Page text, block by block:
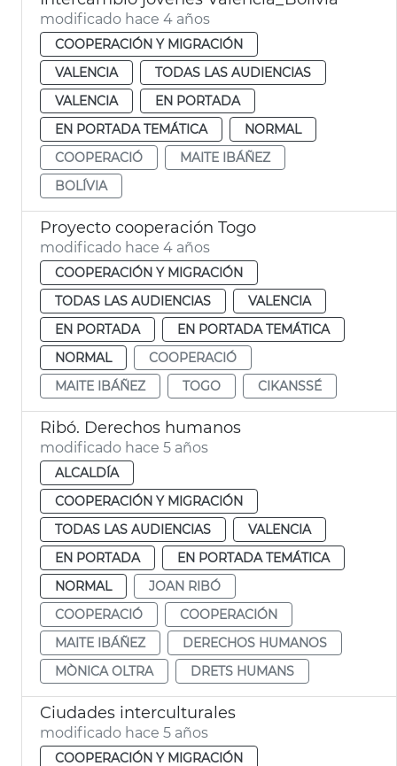
modificado hace 4 años
COOPERACIÓN Y MIGRACIÓN
VALENCIA
TODAS LAS AUDIENCIAS
VALENCIA
EN PORTADA
EN PORTADA TEMÁTICA
NORMAL
COOPERACIÓ
MAITE IBÁÑEZ
BOLÍVIA
Proyecto cooperación Togo
modificado hace 4 años
COOPERACIÓN Y MIGRACIÓN
TODAS LAS AUDIENCIAS
VALENCIA
EN PORTADA
EN PORTADA TEMÁTICA
NORMAL
COOPERACIÓ
MAITE IBÁÑEZ
TOGO CIKANSSÉ
Ribó. Derechos humanos
modificado hace 5 años
ALCALDÍA
COOPERACIÓN Y MIGRACIÓN
TODAS LAS AUDIENCIAS
VALENCIA
EN PORTADA
EN PORTADA TEMÁTICA
NORMAL
JOAN RIBÓ
COOPERACIÓ
COOPERACIÓN
MAITE IBÁÑEZ
DERECHOS HUMANOS
MÒNICA OLTRA
DRETS HUMANS
Ciudades interculturales
modificado hace 5 años
COOPERACIÓN Y MIGRACIÓN